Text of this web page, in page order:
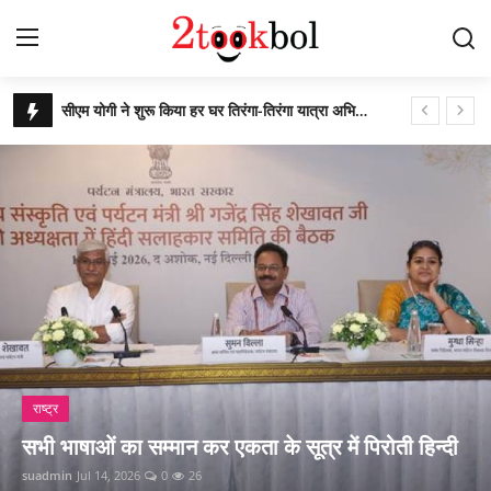
Login Register
पर्यावरण
विशेष
लेखक मंच
व्यंजन
डिफेंस
अनुसूचित जनजाति के युवा बनेंगे बिजनेसमैन
पेट्रोल नहीं बल्कि खेतों से आने वाला इथेनॉल देश का भविष्य
कचरे से कंचन: कूड़े के पहाड़ को बना दिया राप्ती ईको पार्क
पीएम ने ‘नशा मुक्त युवा फॉर विकसित भारत संकल्प अभियान’ की शुरुआत की
ग्लासगो कॉमनवेल्थ खेलों में भारत मुक्केबाजों ने लगाई सोने की झड़ी
संस्कार भारती, साहित्य विभाग की अवध प्रांत की प्रांतीय बैठक
गुरु पूर्णिमा : शिष्यों ने किया डॉ अजय का गुरुपूजन, रंगारंग समारोह
राष्ट्रीय शूटिंग में भास्कर नाथ पांडेय का शानदार प्रदर्शन
विशेष
थैंक्यू यूपी पुलिस : ताजमहल में विदेशी पर्यटक की
साड़ी, महिला सिपाही ने पहनाई
suadmin Jul 15, 2026